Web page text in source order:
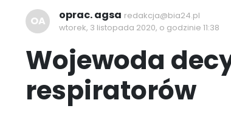
OA oprac. agsa redakcja@bia24.pl
wtorek, 3 listopada 2020, o godzinie 11:38
Wojewoda
respiratorów